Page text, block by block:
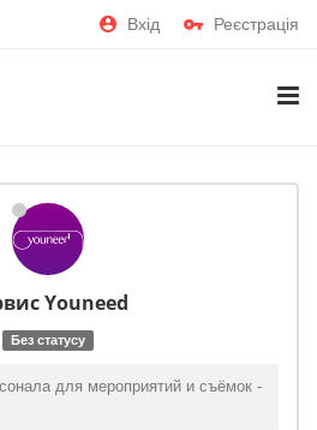
Вхід Реєстрація
Youneed
Без статусу
для мероприятий и съёмок -